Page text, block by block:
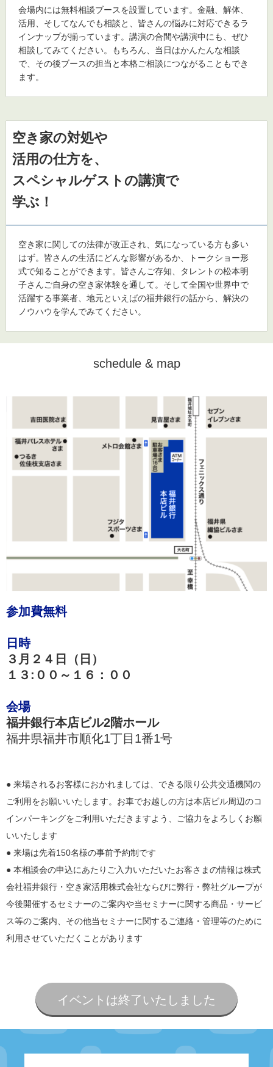
会場内には無料相談ブースを設置しています。金融、解体、
活用、そしてなんでも相談と、皆さんの悩みに対応できるラ
インナップが揃っています。講演の合間や講演中にも、ぜひ
相談してみてください。もちろん、当日はかんたんな相談
で、その後ブースの担当と本格ご相談につながることもでき
ます。
空き家の対処や
活用の仕方を、
スペシャルゲストの講演で
学ぶ！
空き家に関しての法律が改正され、気になっている方も多い
はず。皆さんの生活にどんな影響があるか、トークショー形
式で知ることができます。皆さんご存知、タレントの松本明
子さんご自身の空き家体験を通して。そして全国や世界中で
活躍する事業者、地元といえばの福井銀行の話から、解決の
ノウハウを学んでみてください。
schedule & map
参加費無料
日時
３月２４日（日）
１３:００～１６：００
会場
福井銀行本店ビル2階ホール
福井県福井市順化1丁目1番1号
● 来場されるお客様におかれましては、できる限り公共交通機関の
ご利用をお願いいたします。お車でお越しの方は本店ビル周辺のコ
インパーキングをご利用いただきますよう、ご協力をよろしくお願
いいたします
● 来場は先着150名様の事前予約制です
● 本相談会の申込にあたりご入力いただいたお客さまの情報は株式
会社福井銀行・空き家活用株式会社ならびに弊行・弊社グループが
今後開催するセミナーのご案内や当セミナーに関する商品・サービ
ス等のご案内、その他当セミナーに関するご連絡・管理等のために
利用させていただくことがあります
イベントは終了いたしました